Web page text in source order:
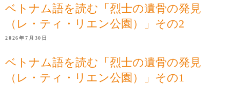
ベトナム語を読む「烈士の遺骨の発見
（レ・ティ・リエン公園）」その2
2026年7月30日
ベトナム語を読む「烈士の遺骨の発見
（レ・ティ・リエン公園）」その1